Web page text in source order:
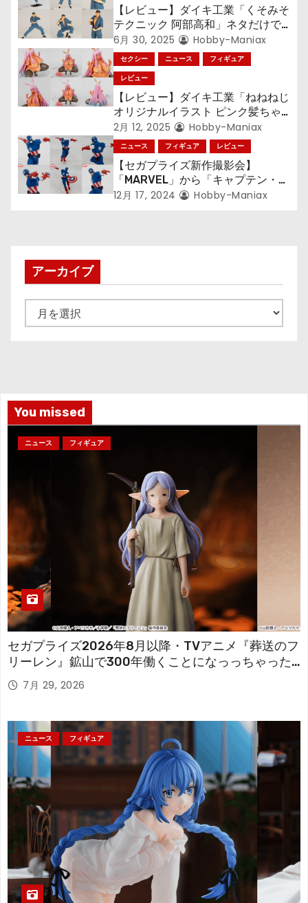
シ
ョ
ン
【レビュー】ダイキ工業「くそみそ
テクニック 阿部高和」ネタだけで
はない！ その可動性能をチェッ
ク！
6月 30, 2025 Hobby-Maniax
セクシー ニュース
フィギュア
レビュー
【レビュー】ダイキ工業「ねねねじ
オリジナルイラスト ピンク髪ちゃ
ん 黒ギャルver.」ダブルピースの
バニーガールが褐色バージョンに！
2月 12, 2025 Hobby-Maniax
ニュース フィギュア レビュー
【セガプライズ新作撮影会】
「MARVEL」から「キャプテン・ア
メリカ」が“Luminasta”になって
12月 17, 2024 Hobby-Maniax
アーカイブ
ー
You missed
ニュース フィギュア
セガプライズ2026年8月以降・TVアニメ『葬送のフ
リーレン』鉱山で300年働くことになっっちゃった
「フリーレン」を立体化！
7月 29, 2026
ニュース フィギュア